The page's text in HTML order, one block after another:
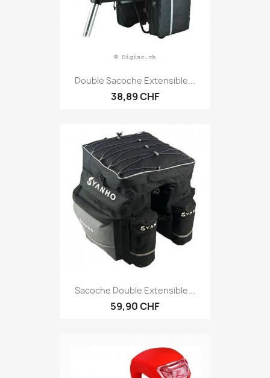
Double Sacoche Extensible...
38,89 CHF
Sacoche Double Extensible...
59,90 CHF